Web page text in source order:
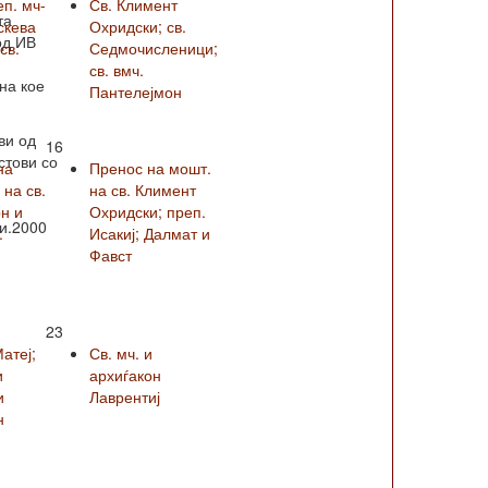
ИВ
кое
од
со
мч-
Св. Климент
Охридски; св.
Седмочисленици;
св. вмч.
Пантелејмон
св.
и
16
Пренос на мошт.
на св. Климент
Охридски; преп.
Исакиј; Далмат и
Фавст
23
Св. мч. и
архиѓакон
Лаврентиј